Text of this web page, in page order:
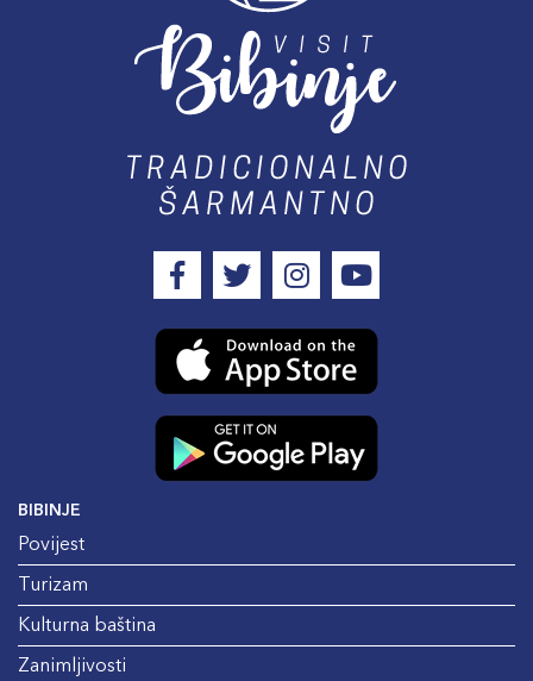
BIBINJE
Povijest
Turizam
Kulturna baština
Zanimljivosti